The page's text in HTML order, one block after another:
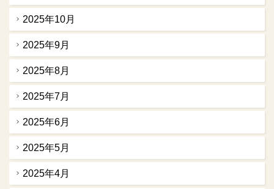
2025年10月
2025年9月
2025年8月
2025年7月
2025年6月
2025年5月
2025年4月